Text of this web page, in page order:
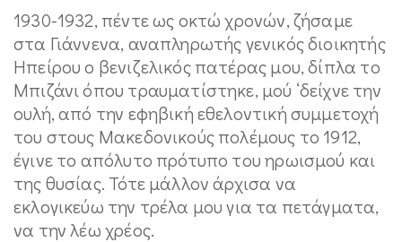
1930-1932, πέντε ως οκτώ χρονών, ζήσαμε
στα Γιάννενα, αναπληρωτής γενικός διοικητής
Ηπείρου ο βενιζελικός πατέρας μου, δίπλα το
Μπιζάνι όπου τραυματίστηκε, μού ‘δείχνε την
ουλή, από την εφηβική εθελοντική συμμετοχή
του στους Μακεδονικούς πολέμους το 1912,
έγινε το απόλυτο πρότυπο του ηρωισμού και
της θυσίας. Τότε μάλλον άρχισα να
εκλογικεύω την τρέλα μου για τα πετάγματα,
να την λέω χρέος.